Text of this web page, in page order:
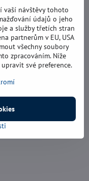
vaší návštěvy tohoto
údajů o jeho
a služby třetích stran
partnerům v EU, USA
všechny soubory
zpracováním. Níže
své preference.